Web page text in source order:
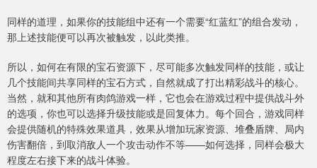
同样的道理，如果你的技能组中还有一个需要“红蓝红”的组合发动，
那上述技能便可以再次被触发，以此类推。
所以，如何在有限的宝石资源下，尽可能多次触发同样的技能，或让
几个技能间共享同样的宝石方式，自然就成了打出精彩战斗的核心。
当然，就和其他所有肉鸽游戏一样，它也会在游戏过程中提供战斗外
的选项，你也可以选择升级技能或是回复体力。每个回合，游戏同样
会提供随机的特殊效果道具，效果从增加玩家资源、堆叠盾牌、局内
伤害翻倍，到取消敌人一个攻击动作不等——如何选择，同样会极大
程度左右接下来的战斗体验。